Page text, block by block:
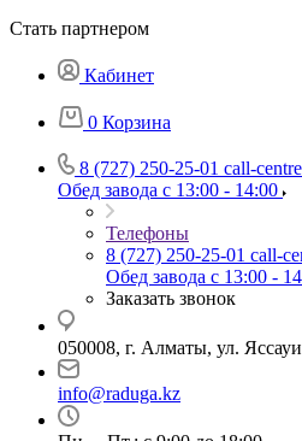
Стать партнером
Кабинет
0 Корзина
8 (727) 250-25-01 call-
Обед завода с 13:00 - 14:00
Телефоны
8 (727) 250-25-01 call-
Обед завода с 13:00 -
Заказать звонок
050008, г. Алматы, ул.
info@raduga.kz